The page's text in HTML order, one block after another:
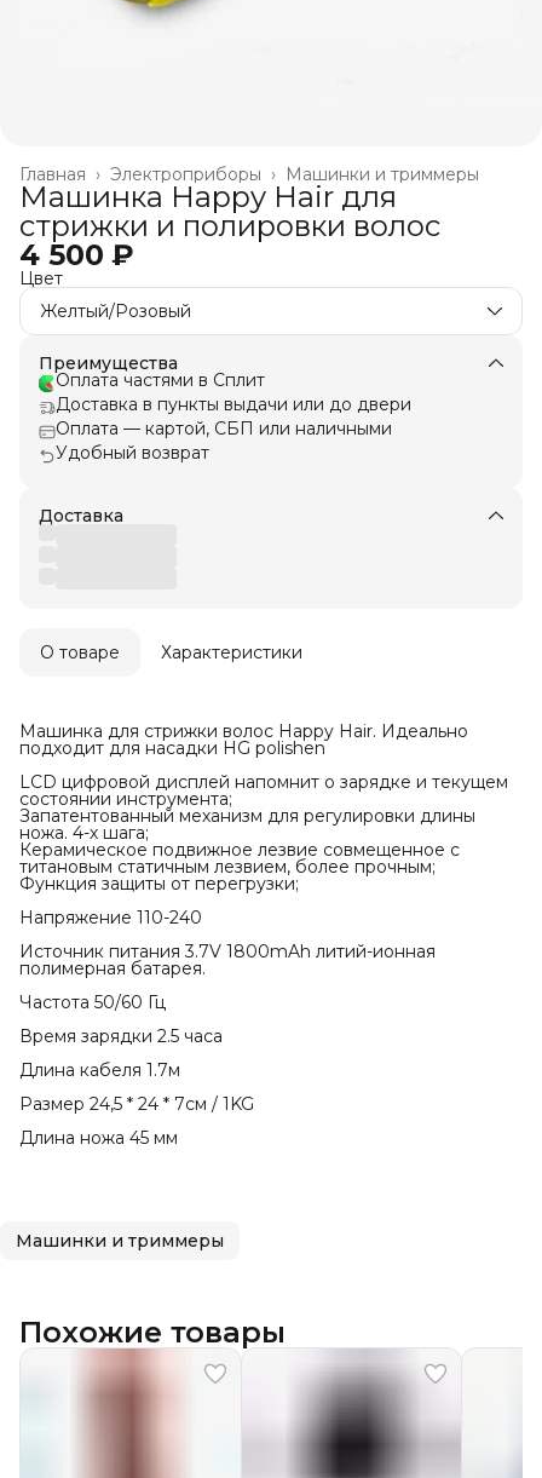
Машинки и триммеры
Электроприборы ›
Главная ›
Машинка Happy Hair для
стрижки и полировки волос
4 500 ₽
Цвет
Желтый/Розовый
Преимущества
Оплата частями в Сплит
Доставка в пункты выдачи или до двери
Оплата — картой, СБП или наличными
Удобный возврат
Доставка
О товаре Характеристики
Машинка для стрижки волос Happy Hair. Идеально
подходит для насадки HG polishen
LCD цифровой дисплей напомнит о зарядке и текущем
состоянии инструмента;
Запатентованный механизм для регулировки длины
ножа. 4-х шага;
Керамическое подвижное лезвие совмещенное с
титановым статичным лезвием, более прочным;
Функция защиты от перегрузки;
Напряжение 110-240
Источник питания 3.7V 1800mAh литий-ионная
полимерная батарея.
Частота 50/60 Гц
Время зарядки 2.5 часа
Длина кабеля 1.7м
Размер 24,5 * 24 * 7см / 1KG
Длина ножа 45 мм
Машинки и триммеры
Похожие товары